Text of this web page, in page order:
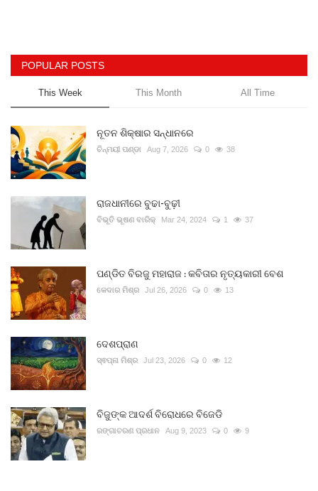
POPULAR POSTS
This Week This Month All Time
ନୂତନ ଶିକ୍ଷାର ସନ୍ଧାନରେ
ଚିନ୍ମୟୀ ପଣ୍ଡା Aug 7, 2026 0 38
ରାଜଧାନୀରେ ବୁଢା-ବୁଢ଼ୀ
ବିଭୂତି ଭୂଷଣ ବାରିକ୍ Mar 24, 2024 1 37
ପଣ୍ଡିତ ବିରଜୁ ମହାରାଜ : କବିତାର ନୃତ୍ୟକାରୀ ବେଶ
କେଦାର ମିଶ୍ର Jul 26, 2026 0 13
ଦେଶପ୍ରାଣ
ସ୍ଵପ୍ନା ମିଶ୍ର Jul 23, 2026 0 12
ବିଜୁଙ୍କ ଆଦର୍ଶ ବିରୋଧରେ ବିଜେଡି
ରଙ୍ଗାଚରଣ ପ୍ରଧାନ Aug 9, 2023 0 9